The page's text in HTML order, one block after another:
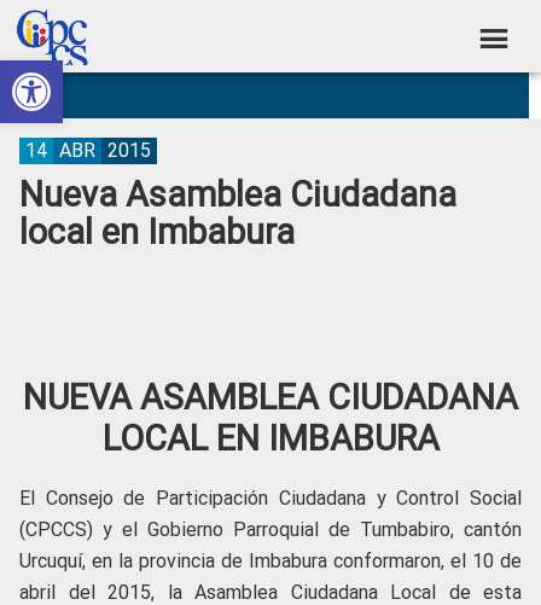
Abrir barra de herramientas
Skip
to
primary
navigation
Skip
to
main
content
Skip
to
primary
sidebar
Skip
to
footer
Consejo
de
Participación
Ciudadana
Construyendo
Poder
Ciudadano
Nueva Asamblea Ciudadana
local en Imbabura
14 ABR 2015
NUEVA ASAMBLEA CIUDADANA
LOCAL EN IMBABURA
El Consejo de Participación Ciudadana y Control Social
(CPCCS) y el Gobierno Parroquial de Tumbabiro, cantón
Urcuquí, en la provincia de Imbabura conformaron, el 10 de
abril del 2015, la Asamblea Ciudadana Local de esta